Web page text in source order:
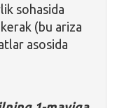
sohasida
(bu ariza
asosida